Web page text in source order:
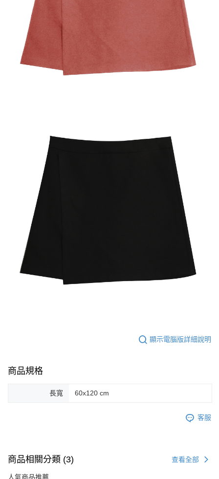
顯示電腦版詳細說明
商品規格
長寬 60x120 cm
客服
商品相關分類 (3) 查看全部
人氣商品推薦